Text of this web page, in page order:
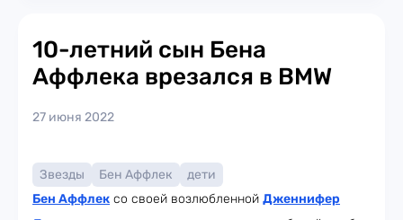
10-летний сын Бена
Аффлека врезался в BMW
27 июня 2022
Звезды Бен Аффлек
дети
Бен Аффлек со своей возлюбленной Дженнифер